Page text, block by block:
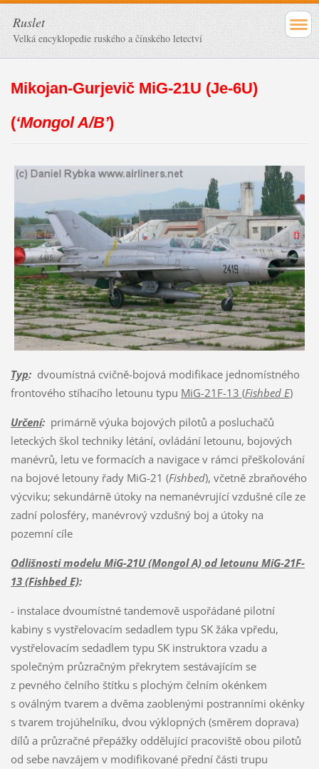
Ruslet
Velká encyklopedie ruského a čínského letectví
Mikojan-Gurjevič MiG-21U (Je-6U)
(‘Mongol A/B’)
Typ:dvoumístná cvičně-bojová modifikace jednomístného
frontového stíhacího letounu typu MiG-21F-13 (Fishbed E)
Určení:primárně výuka bojových pilotů a posluchačů
leteckých škol techniky létání, ovládání letounu, bojových
manévrů, letu ve formacích a navigace v rámci přeškolování
na bojové letouny řady MiG-21 (Fishbed), včetně zbraňového
výcviku; sekundárně útoky na nemanévrující vzdušné cíle ze
zadní polosféry, manévrový vzdušný boj a útoky na
pozemní cíle
Odlišnosti modelu MiG-21U (Mongol A) od letounu MiG-21F-
13 (Fishbed E):
- instalace dvoumístné tandemově uspořádané pilotní
kabiny s vystřelovacím sedadlem typu SK žáka vpředu,
vystřelovacím sedadlem typu SK instruktora vzadu a
společným průzračným překrytem sestávajícím se
z pevného čelního štítku s plochým čelním okénkem
s oválným tvarem a dvěma zaoblenými postranními okénky
s tvarem trojúhelníku, dvou výklopných (směrem doprava)
dílů a průzračné přepážky oddělující pracoviště obou pilotů
od sebe navzájem v modifikované přední části trupu